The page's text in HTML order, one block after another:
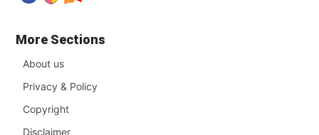
More Sections
About us
Privacy & Policy
Copyright
Disclaimer